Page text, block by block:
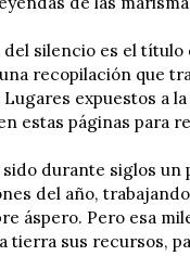
del silencio es el
recopilación que
Lugares expuestos a
estas páginas para
sido durante siglos
del año,
áspero. Pero esa
tierra sus recursos,